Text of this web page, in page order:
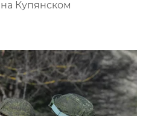
Купянском